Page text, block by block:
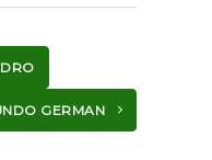
GERMAN